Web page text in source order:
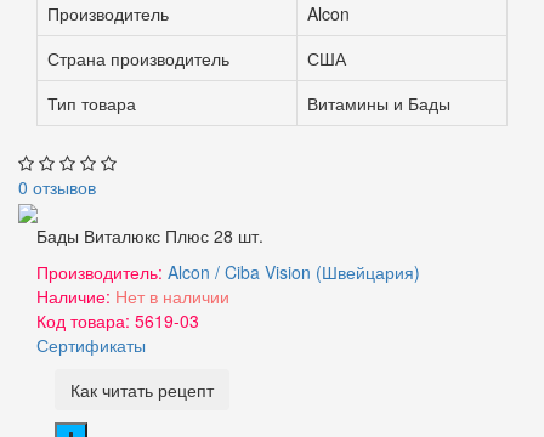
Производитель
Alcon
Страна производитель
США
Тип товара
Витамины и Бады
0 отзывов
Бады Виталюкс Плюс 28 шт.
Производитель: Alcon / Ciba Vision (Швейцария)
Наличие: Нет в наличии
Код товара: 5619-03
Сертификаты
Как читать рецепт